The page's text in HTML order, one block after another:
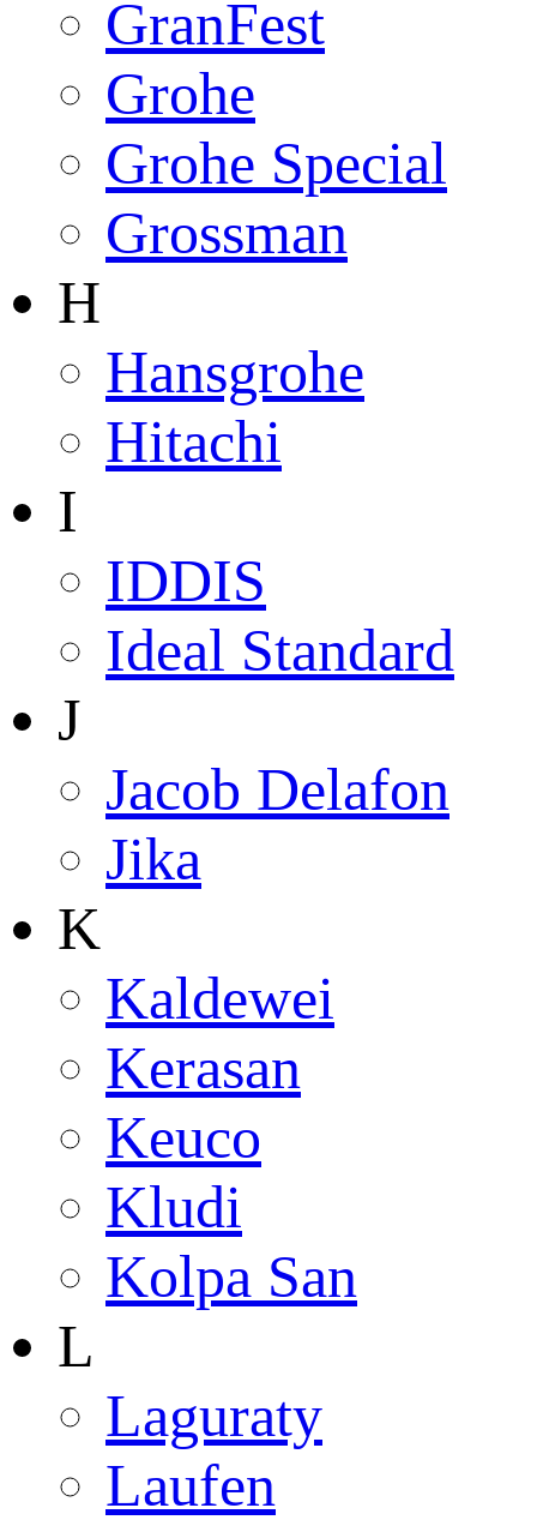
GranFest
Grohe
Grohe Special
Grossman
H
Hansgrohe
Hitachi
I
IDDIS
Ideal Standard
J
Jacob Delafon
Jika
K
Kaldewei
Kerasan
Keuco
Kludi
Kolpa San
L
Laguraty
Laufen